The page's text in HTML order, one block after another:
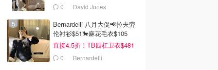
0 David Jones
Bernardelli 八月大促📢拉夫劳
伦衬衫$51🐎麻花毛衣$105
直接4.5折！TB四杠卫衣$481
0 Bernardelli